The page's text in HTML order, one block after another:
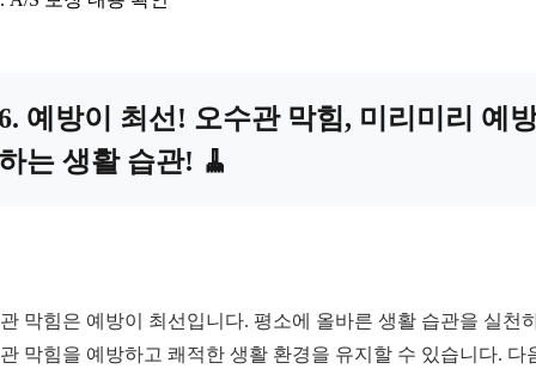
예방이 최선! 오수관 막힘, 미리미리 예
는 생활 습관! 🧹
막힘은 예방이 최선입니다. 평소에 올바른 생활 습관을 실천
막힘을 예방하고 쾌적한 생활 환경을 유지할 수 있습니다. 다